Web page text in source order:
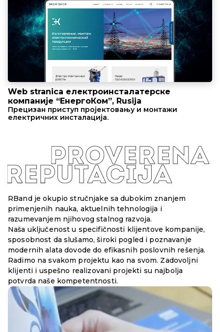
Web stranica електроинсталатерске
компаније “ЕнергоКом”, Rusija
Прецизан приступ пројектовању и монтажи
електричних инсталација.
RBand je okupio stručnjake sa dubokim znanjem
primenjenih nauka, aktuelnih tehnologija i
razumevanjem njihovog stalnog razvoja.
Naša uključenost u specifičnosti klijentove kompanije,
sposobnost da slušamo, široki pogled i poznavanje
modernih alata dovode do efikasnih poslovnih rešenja.
Radimo na svakom projektu kao na svom. Zadovoljni
klijenti i uspešno realizovani projekti su najbolja
potvrda naše kompetentnosti.